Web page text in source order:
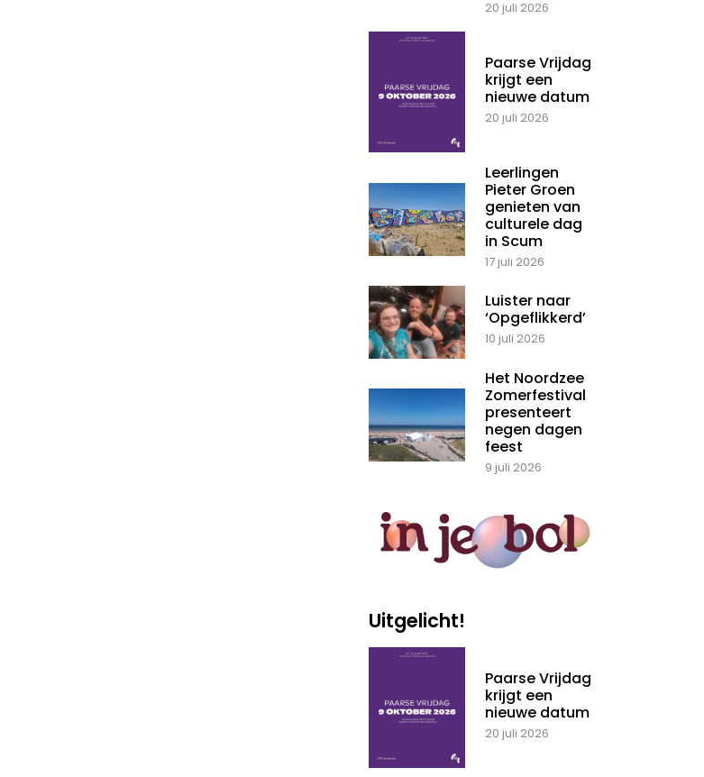
20 juli 2026
Paarse Vrijdag
krijgt een
nieuwe datum
20 juli 2026
Leerlingen
Pieter Groen
genieten van
culturele dag
in Scum
17 juli 2026
Luister naar
‘Opgeflikkerd’
10 juli 2026
Het Noordzee
Zomerfestival
presenteert
negen dagen
feest
9 juli 2026
Uitgelicht!
Paarse Vrijdag
krijgt een
nieuwe datum
20 juli 2026